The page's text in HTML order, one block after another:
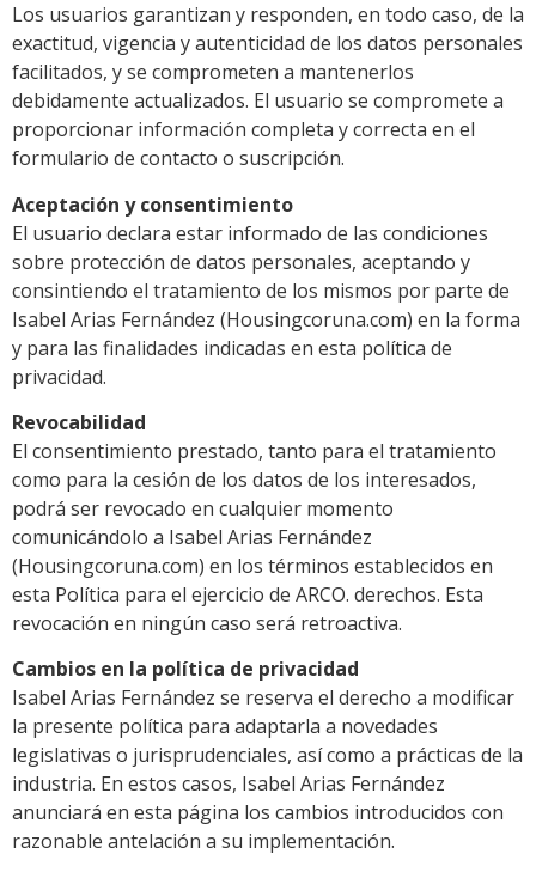
Los usuarios garantizan y responden, en todo caso, de la
exactitud, vigencia y autenticidad de los datos personales
facilitados, y se comprometen a mantenerlos
debidamente actualizados. El usuario se compromete a
proporcionar información completa y correcta en el
formulario de contacto o suscripción.
Aceptación y consentimiento
El usuario declara estar informado de las condiciones
sobre protección de datos personales, aceptando y
consintiendo el tratamiento de los mismos por parte de
Isabel Arias Fernández (Housingcoruna.com) en la forma
y para las finalidades indicadas en esta política de
privacidad.
Revocabilidad
El consentimiento prestado, tanto para el tratamiento
como para la cesión de los datos de los interesados,
podrá ser revocado en cualquier momento
comunicándolo a Isabel Arias Fernández
(Housingcoruna.com) en los términos establecidos en
esta Política para el ejercicio de ARCO. derechos. Esta
revocación en ningún caso será retroactiva.
Cambios en la política de privacidad
Isabel Arias Fernández se reserva el derecho a modificar
la presente política para adaptarla a novedades
legislativas o jurisprudenciales, así como a prácticas de la
industria. En estos casos, Isabel Arias Fernández
anunciará en esta página los cambios introducidos con
razonable antelación a su implementación.